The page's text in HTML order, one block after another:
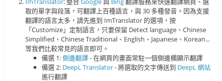
取的單字與段落，可翻譯上百種語言，與 30 多種發音。因為支援
翻譯的語言太多，請先進到 ImTranslator 的選項，按
「Customize」定制語言，只要保留 Detect language、Chinese
Simplified、Chinese Traditional、English、Japanese、Korean...
等我們比較常見的語言即可。
備選 1:側邊翻譯- 在網頁的畫面常駐一個側邊欄顯示翻譯
備選 2: DeepL Translator- 將選取的文字傳送到 DeepL 網站
進行翻譯